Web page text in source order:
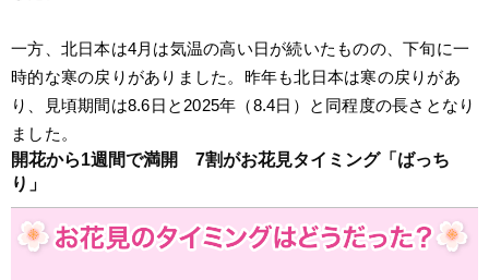
一方、北日本は4月は気温の高い日が続いたものの、下旬に一
時的な寒の戻りがありました。昨年も北日本は寒の戻りがあ
り、見頃期間は8.6日と2025年（8.4日）と同程度の長さとなり
ました。
開花から1週間で満開　7割がお花見タイミング「ばっち
り」